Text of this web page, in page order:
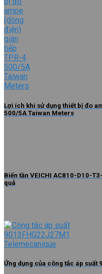
Lợi ích khi sử dụng thiết bị đo
500/5A Taiwan Meters
Biến tần VEICHI AC810-D10-
quả
Ứng dụng của công tắc áp